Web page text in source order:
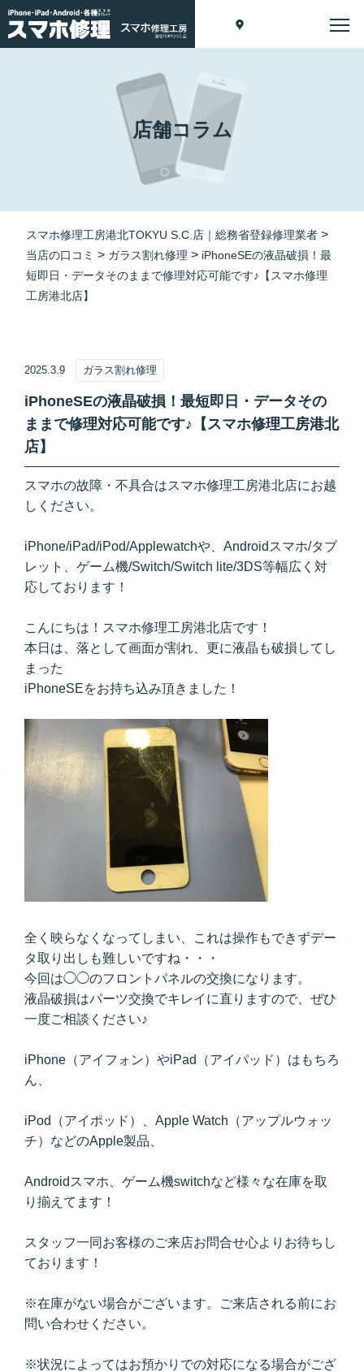
店舗コラム
スマホ修理工房港北TOKYU S.C.店｜総務省登録修理業者 >
当店の口コミ > ガラス割れ修理 > iPhoneSEの液晶破損！最
短即日・データそのままで修理対応可能です♪【スマホ修理
工房港北店】
2025.3.9 ガラス割れ修理
iPhoneSEの液晶破損！最短即日・データその
ままで修理対応可能です♪【スマホ修理工房港北
店】
スマホの故障・不具合はスマホ修理工房港北店にお越
しください。
iPhone/iPad/iPod/Applewatchや、Androidスマホ/タブ
レット、ゲーム機/Switch/Switch lite/3DS等幅広く対
応しております！
こんにちは！スマホ修理工房港北店です！
本日は、落として画面が割れ、更に液晶も破損してし
まった
iPhoneSEをお持ち込み頂きました！
全く映らなくなってしまい、これは操作もできずデー
タ取り出しも難しいですね・・・
今回は◯◯のフロントパネルの交換になります。
液晶破損はパーツ交換でキレイに直りますので、ぜひ
一度ご相談ください♪
iPhone（アイフォン）やiPad（アイパッド）はもちろ
ん、
iPod（アイポッド）、Apple Watch（アップルウォッ
チ）などのApple製品、
Androidスマホ、ゲーム機switchなど様々な在庫を取
り揃えてます！
スタッフ一同お客様のご来店お問合せ心よりお待ちし
ております！
※在庫がない場合がございます。ご来店される前にお
問い合わせください。
※状況によってはお預かりでの対応になる場合がござ